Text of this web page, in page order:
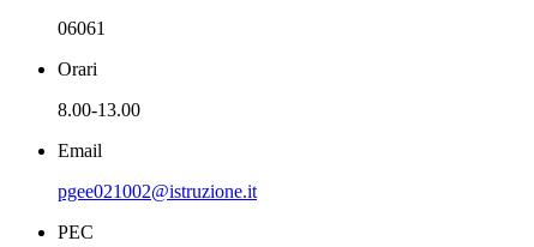
06061
Orari
8.00-13.00
Email
pgee021002@istruzione.it
PEC